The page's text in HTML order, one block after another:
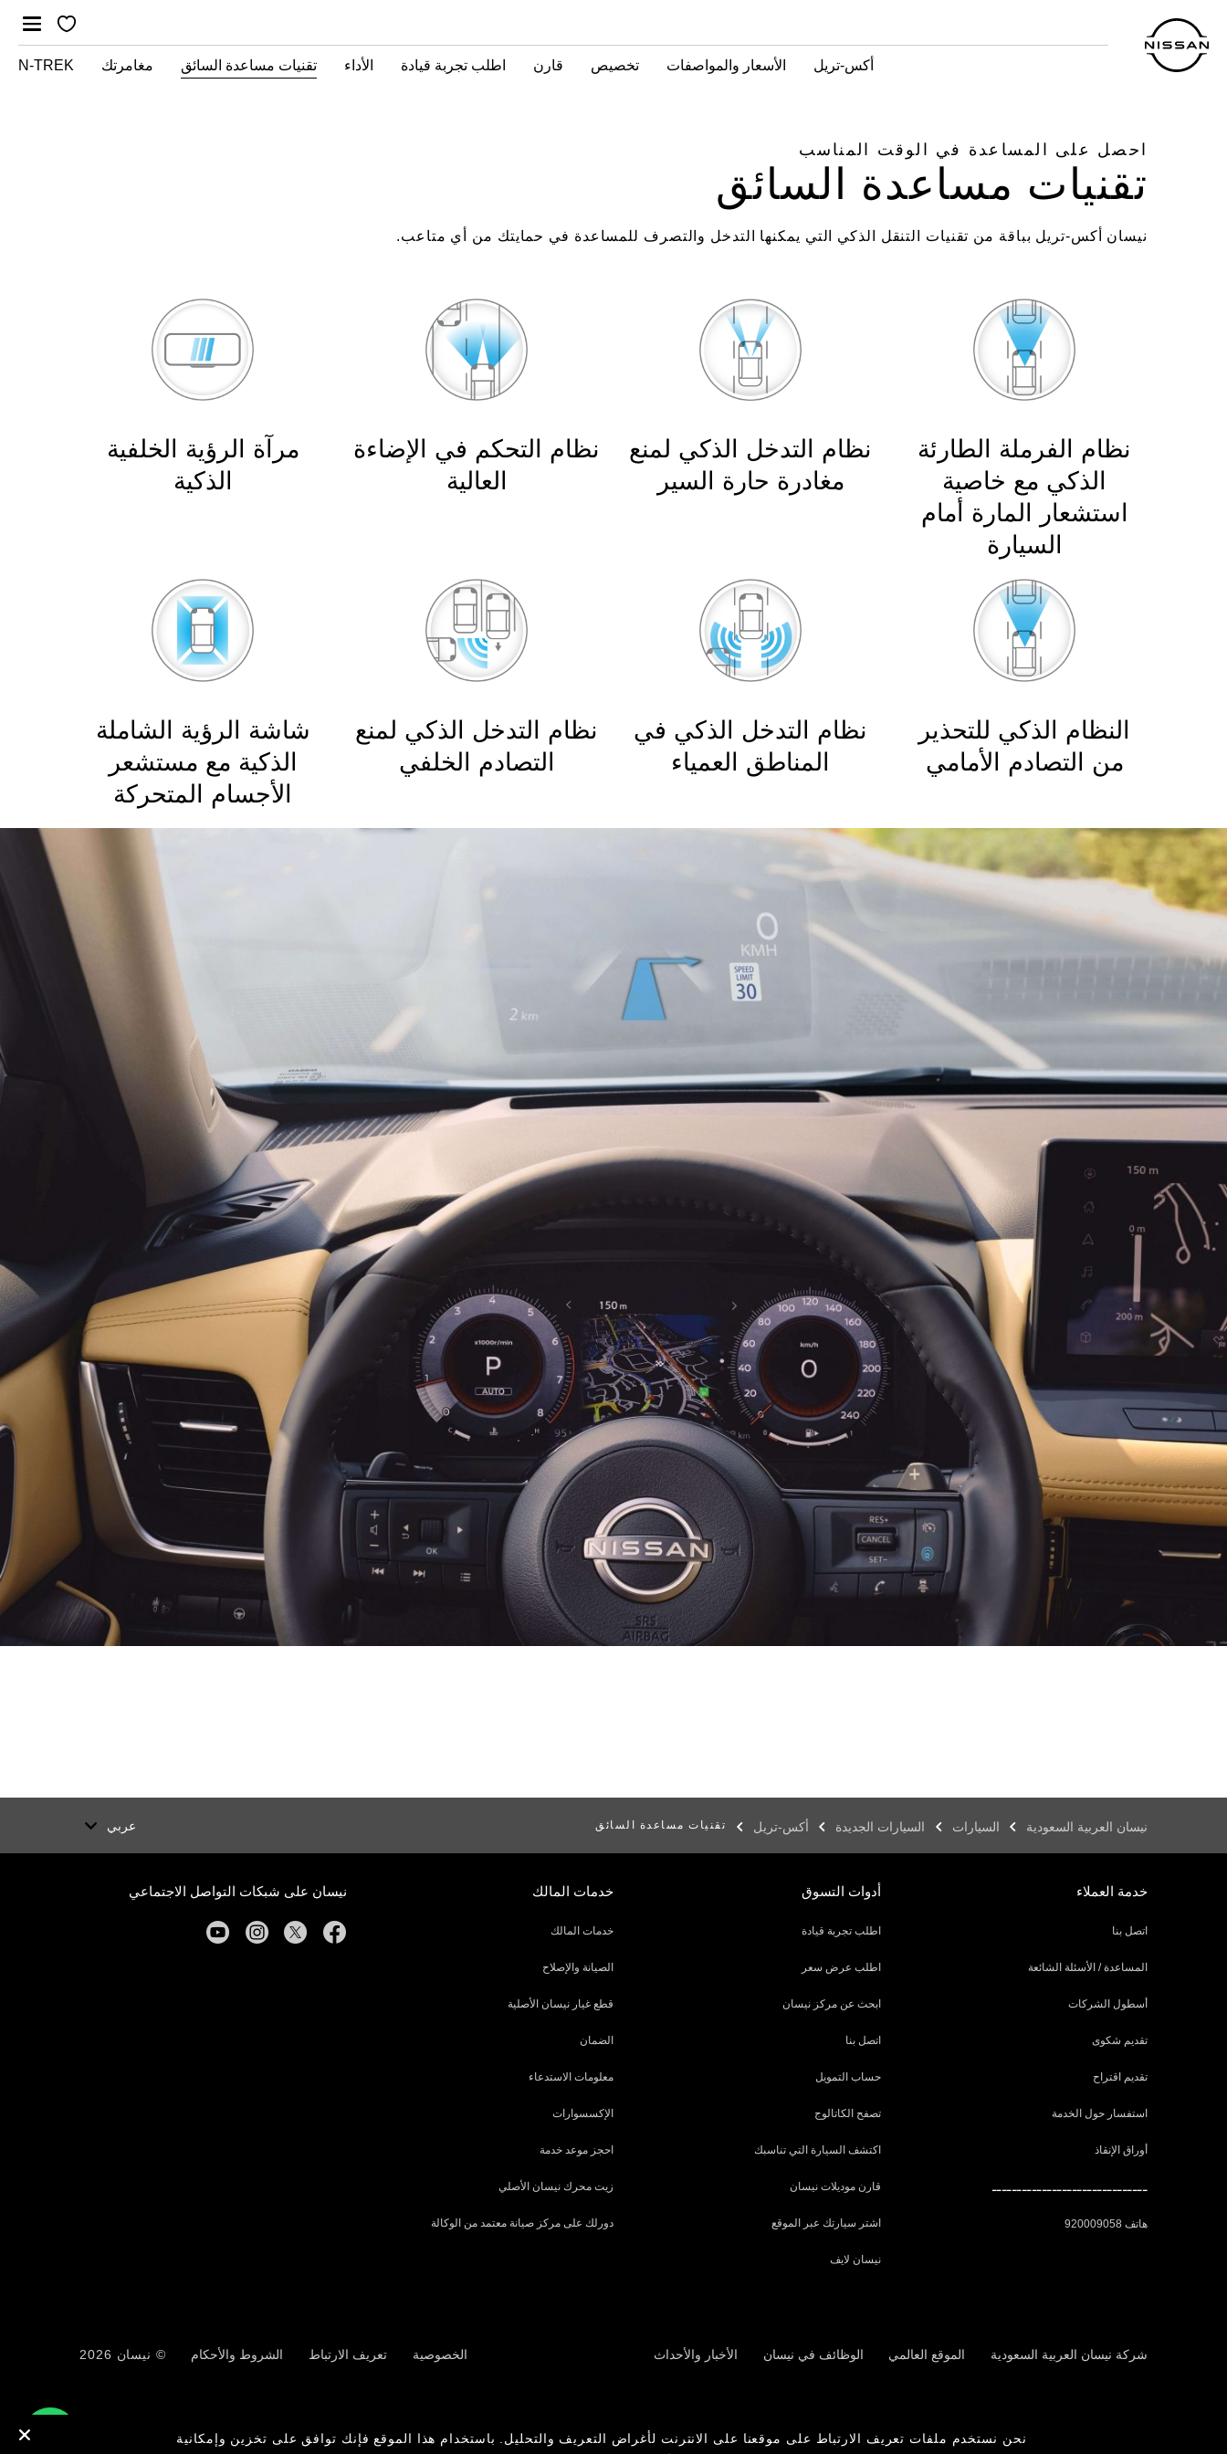
نحن نستخدم ملفات تعريف الارتباط على موقعنا على الانترنت لأغراض التعريف والتحليل. باستخدام هذا الموقع فإنك توافق على تخزين وإمكانية
المحتوى
الرئيسي
أكس-تريل الأسعار والمواصفات تخصيص قارن اطلب تجربة قيادة الأداء تقنيات مساعدة السائق مغامرتك N-TREK
تقنيات مساعدة السائق
احصل على المساعدة في الوقت المناسب
نيسان أكس-تريل بباقة من تقنيات التنقل الذكي التي يمكنها التدخل والتصرف للمساعدة في حمايتك من أي متاعب.
نظام الفرملة الطارئة
الذكي مع خاصية
استشعار المارة أمام
السيارة
نظام التدخل الذكي لمنع
مغادرة حارة السير
نظام التحكم في الإضاءة
العالية
مرآة الرؤية الخلفية
الذكية
النظام الذكي للتحذير
من التصادم الأمامي
نظام التدخل الذكي في
المناطق العمياء
نظام التدخل الذكي لمنع
التصادم الخلفي
شاشة الرؤية الشاملة
الذكية مع مستشعر
الأجسام المتحركة
نيسان العربية السعودية السيارات السيارات الجديدة أكس-تريل تقنيات مساعدة السائق عربي
خدمة العملاء
اتصل بنا
المساعدة / الأسئلة الشائعة
أسطول الشركات
تقديم شكوى
تقديم اقتراح
استفسار حول الخدمة
أوراق الإنقاذ
ـــــــــــــــــــــــــــــــ
هاتف 920009058
أدوات التسوق
اطلب تجربة قيادة
اطلب عرض سعر
ابحث عن مركز نيسان
اتصل بنا
حساب التمويل
تصفح الكاتالوج
اكتشف السيارة التي تناسبك
قارن موديلات نيسان
اشتر سيارتك عبر الموقع
نيسان لايف
خدمات المالك
خدمات المالك
الصيانة والإصلاح
قطع غيار نيسان الأصلية
الضمان
معلومات الاستدعاء
الإكسسوارات
احجز موعد خدمة
زيت محرك نيسان الأصلي
دورلك على مركز صيانة معتمد من الوكالة
نيسان على شبكات التواصل الاجتماعي
facebook
twitter
instagram
شركة نيسان العربية السعودية الموقع العالمي الوظائف في نيسان الأخبار والأحداث الخصوصية تعريف الارتباط الشروط والأحكام © نيسان 2026